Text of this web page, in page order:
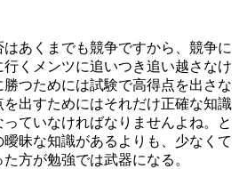
あくまでも競争ですから、競争に
くメンツに追いつき追い越さなけ
つためには試験で高得点を出さな
出すためにはそれだけ正確な知識
ていなければなりませんよね。と
昧な知識があるよりも、少なくて
方が勉強では武器になる。